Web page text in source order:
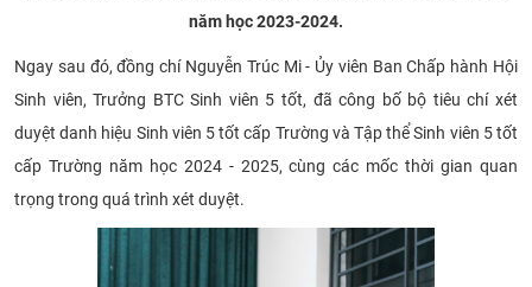
năm học 2023-2024.
Ngay sau đó, đồng chí Nguyễn Trúc Mi - Ủy viên Ban Chấp hành Hội
Sinh viên, Trưởng BTC Sinh viên 5 tốt, đã công bố bộ tiêu chí xét
duyệt danh hiệu Sinh viên 5 tốt cấp Trường và Tập thể Sinh viên 5 tốt
cấp Trường năm học 2024 - 2025, cùng các mốc thời gian quan
trọng trong quá trình xét duyệt.